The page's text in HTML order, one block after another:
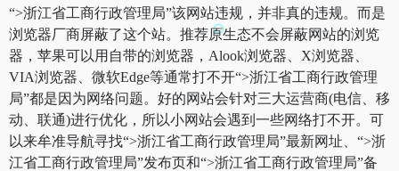
“>浙江省工商行政管理局”该网站违规，并非真的违规。而是
浏览器厂商屏蔽了这个站。推荐原生态不会屏蔽网站的浏览
器，苹果可以用自带的浏览器，Alook浏览器、X浏览器、
VIA浏览器、微软Edge等通常打不开“>浙江省工商行政管理
局”都是因为网络问题。好的网站会针对三大运营商(电信、移
动、联通)进行优化，所以小网站会遇到一些网络打不开。可
以来牟准导航寻找“>浙江省工商行政管理局”最新网址、“>浙
江省工商行政管理局”发布页和“>浙江省工商行政管理局”备